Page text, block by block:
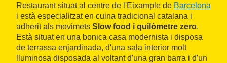
Restaurant situat al centre de l'Eixample de Barcelona
i està especialitzat en cuina tradicional catalana i
adherit als movimets Slow food i quilòmetre zero.
Està situat en una bonica casa modernista i disposa
de terrassa enjardinada, d'una sala interior molt
lluminosa disposada al voltant d'una gran barra i d'un